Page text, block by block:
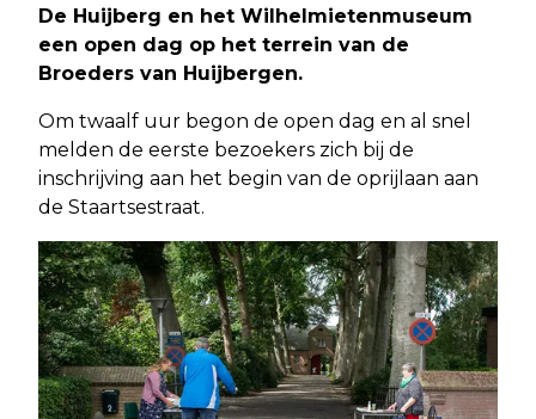
De Huijberg en het Wilhelmietenmuseum
een open dag op het terrein van de
Broeders van Huijbergen.
Om twaalf uur begon de open dag en al snel
melden de eerste bezoekers zich bij de
inschrijving aan het begin van de oprijlaan aan
de Staartsestraat.